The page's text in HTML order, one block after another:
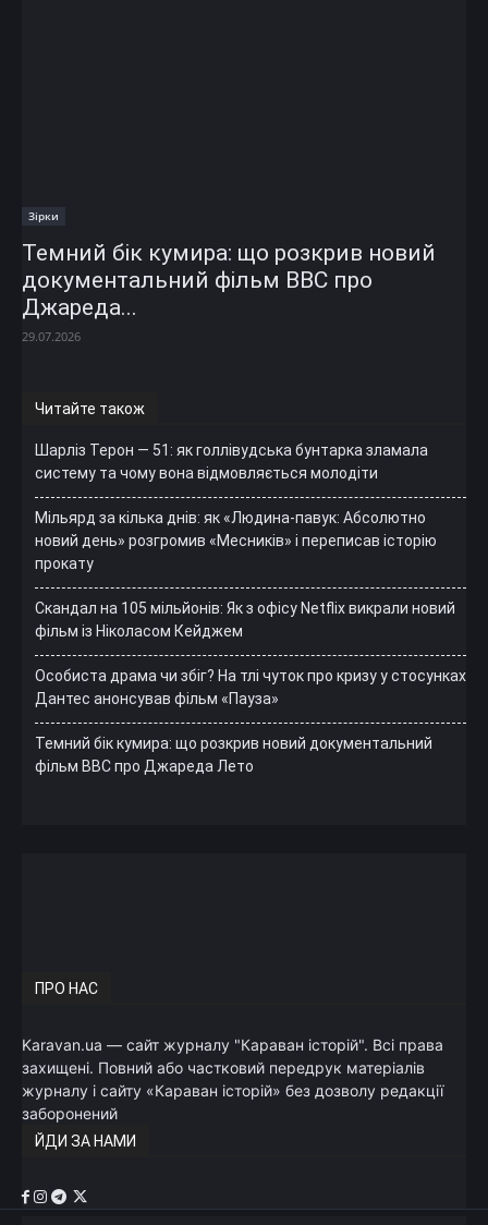
Зірки
Темний бік кумира: що розкрив новий
документальний фільм ВВС про
Джареда...
29.07.2026
Читайте також
Шарліз Терон — 51: як голлівудська бунтарка зламала
систему та чому вона відмовляється молодіти
Мільярд за кілька днів: як «Людина-павук: Абсолютно
новий день» розгромив «Месників» і переписав історію
прокату
Скандал на 105 мільйонів: Як з офісу Netflix викрали новий
фільм із Ніколасом Кейджем
Особиста драма чи збіг? На тлі чуток про кризу у стосунках
Дантес анонсував фільм «Пауза»
Темний бік кумира: що розкрив новий документальний
фільм ВВС про Джареда Лето
ПРО НАС
Karavan.ua — сайт журналу "Караван історій". Всі права
захищені. Повний або частковий передрук матеріалів
журналу і сайту «Караван історій» без дозволу редакції
заборонений
ЙДИ ЗА НАМИ